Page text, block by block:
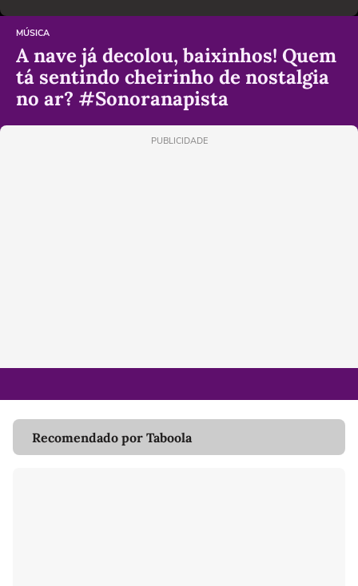
MÚSICA
A nave já decolou, baixinhos! Quem
tá sentindo cheirinho de nostalgia
no ar? #Sonoranapista
PUBLICIDADE
Recomendado por Taboola